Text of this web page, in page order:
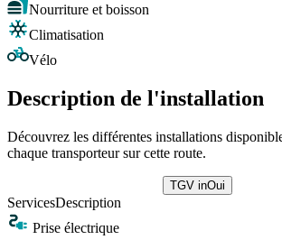
Nourriture et boisson
Climatisation
Vélo
Description de l'installation
Découvrez les différentes installations
chaque transporteur sur cette route.
TGV inOui
ServicesDescription
Prise électrique